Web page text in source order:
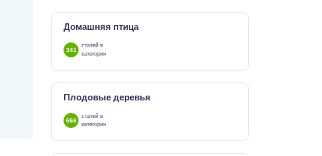
Домашняя птица
341
статей в
категории
Плодовые деревья
666
статей в
категории